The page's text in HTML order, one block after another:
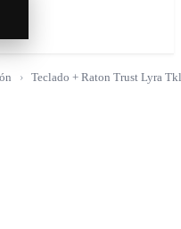
Teclado + Raton Trust Lyra Tkl